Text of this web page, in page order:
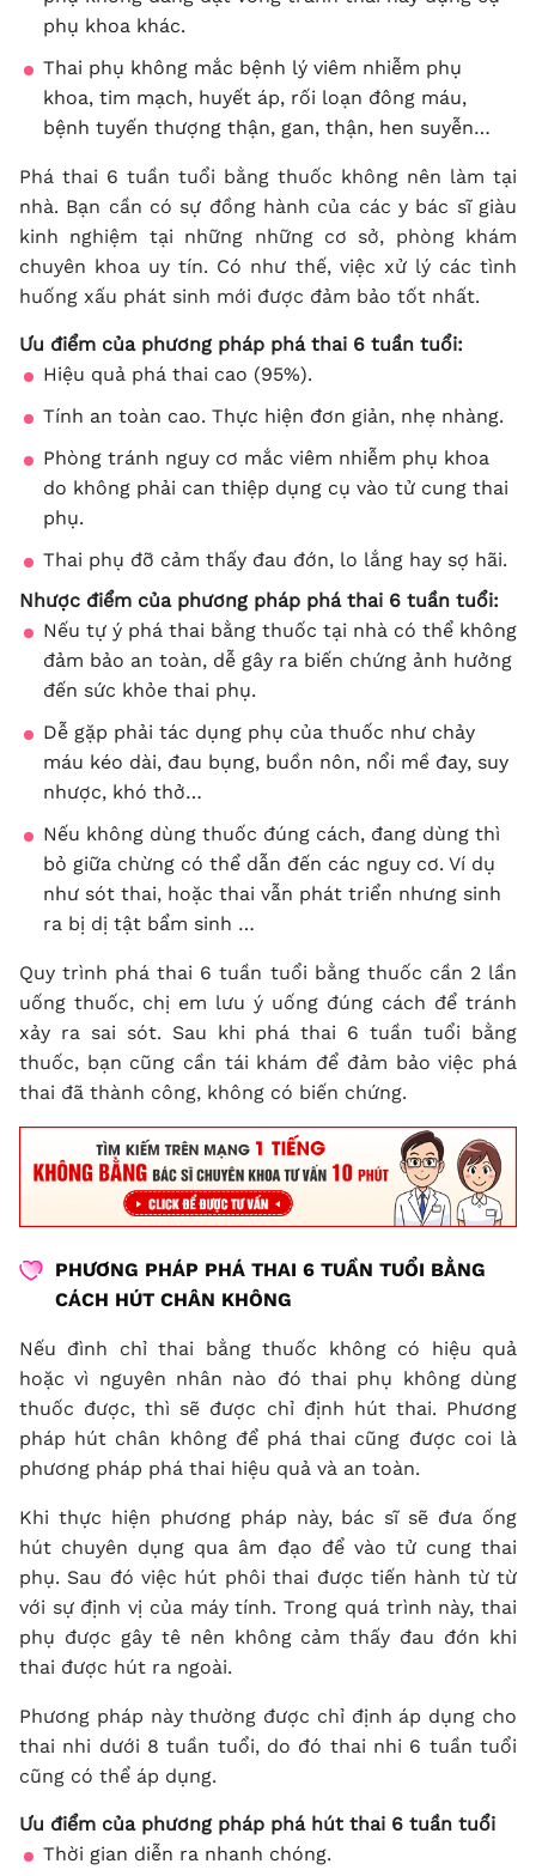
phụ khoa khác.
Thai phụ không mắc bệnh lý viêm nhiễm phụ
khoa, tim mạch, huyết áp, rối loạn đông máu,
bệnh tuyến thượng thận, gan, thận, hen suyễn…
Phá thai 6 tuần tuổi bằng thuốc không nên làm tại
nhà. Bạn cần có sự đồng hành của các y bác sĩ giàu
kinh nghiệm tại những những cơ sở, phòng khám
chuyên khoa uy tín. Có như thế, việc xử lý các tình
huống xấu phát sinh mới được đảm bảo tốt nhất.
Ưu điểm của phương pháp phá thai 6 tuần tuổi:
Hiệu quả phá thai cao (95%).
Tính an toàn cao. Thực hiện đơn giản, nhẹ nhàng.
Phòng tránh nguy cơ mắc viêm nhiễm phụ khoa
do không phải can thiệp dụng cụ vào tử cung thai
phụ.
Thai phụ đỡ cảm thấy đau đớn, lo lắng hay sợ hãi.
Nhược điểm của phương pháp phá thai 6 tuần tuổi:
Nếu tự ý phá thai bằng thuốc tại nhà có thể không
đảm bảo an toàn, dễ gây ra biến chứng ảnh hưởng
đến sức khỏe thai phụ.
Dễ gặp phải tác dụng phụ của thuốc như chảy
máu kéo dài, đau bụng, buồn nôn, nổi mề đay, suy
nhược, khó thở…
Nếu không dùng thuốc đúng cách, đang dùng thì
bỏ giữa chừng có thể dẫn đến các nguy cơ. Ví dụ
như sót thai, hoặc thai vẫn phát triển nhưng sinh
ra bị dị tật bẩm sinh …
Quy trình phá thai 6 tuần tuổi bằng thuốc cần 2 lần
uống thuốc, chị em lưu ý uống đúng cách để tránh
xảy ra sai sót. Sau khi phá thai 6 tuần tuổi bằng
thuốc, bạn cũng cần tái khám để đảm bảo việc phá
thai đã thành công, không có biến chứng.
PHƯƠNG PHÁP PHÁ THAI 6 TUẦN TUỔI BẰNG
CÁCH HÚT CHÂN KHÔNG
Nếu đình chỉ thai bằng thuốc không có hiệu quả
hoặc vì nguyên nhân nào đó thai phụ không dùng
thuốc được, thì sẽ được chỉ định hút thai. Phương
pháp hút chân không để phá thai cũng được coi là
phương pháp phá thai hiệu quả và an toàn.
Khi thực hiện phương pháp này, bác sĩ sẽ đưa ống
hút chuyên dụng qua âm đạo để vào tử cung thai
phụ. Sau đó việc hút phôi thai được tiến hành từ từ
với sự định vị của máy tính. Trong quá trình này, thai
phụ được gây tê nên không cảm thấy đau đớn khi
thai được hút ra ngoài.
Phương pháp này thường được chỉ định áp dụng cho
thai nhi dưới 8 tuần tuổi, do đó thai nhi 6 tuần tuổi
cũng có thể áp dụng.
Ưu điểm của phương pháp phá hút thai 6 tuần tuổi
Thời gian diễn ra nhanh chóng.